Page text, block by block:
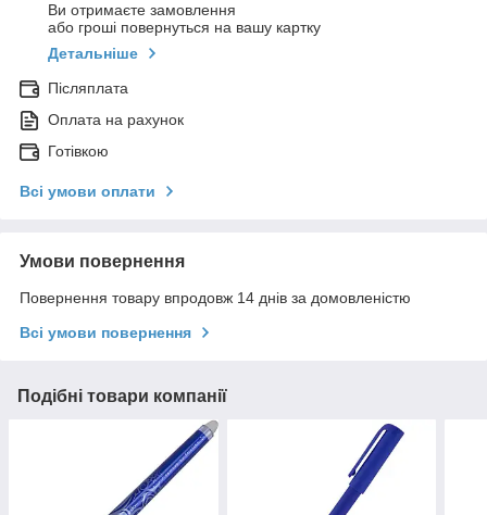
Ви отримаєте замовлення
або гроші повернуться на вашу картку
Детальніше
Післяплата
Оплата на рахунок
Готівкою
Всі умови оплати
Умови повернення
Повернення товару впродовж 14 днів за домовленістю
Всі умови повернення
Подібні товари компанії